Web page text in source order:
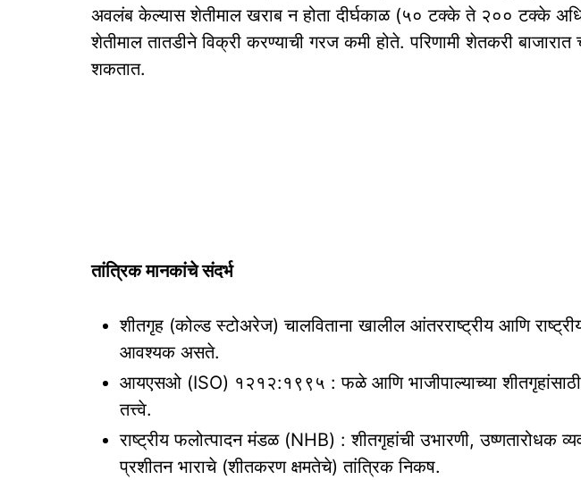
अवलंब केल्यास शेतीमाल खराब न होता दीर्घकाळ (५० टक्के ते २०० टक्के
शेतीमाल तातडीने विक्री करण्याची गरज कमी होते. परिणामी शेतकरी बाजारात
शकतात.
तांत्रिक मानकांचे संदर्भ
शीतगृह (कोल्ड स्टोअरेज) चालविताना खालील आंतरराष्ट्रीय आणि
आवश्यक असते.
आयएसओ (ISO) १२१२:१९९५ : फळे आणि भाजीपाल्याच्या
तत्त्वे.
राष्ट्रीय फलोत्पादन मंडळ (NHB) : शीतगृहांची उभारणी, उष्णतारोधक
प्रशीतन भाराचे (शीतकरण क्षमतेचे) तांत्रिक निकष.